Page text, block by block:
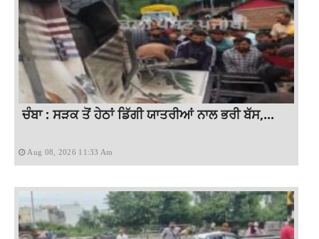
ਚੰਬਾ : ਸੜਕ ਤੋਂ ਹੇਠਾਂ ਡਿੱਗੀ ਯਾਤਰੀਆਂ ਨਾਲ ਭਰੀ ਬੱਸ,...
Aug 08, 2026 11:33 Am